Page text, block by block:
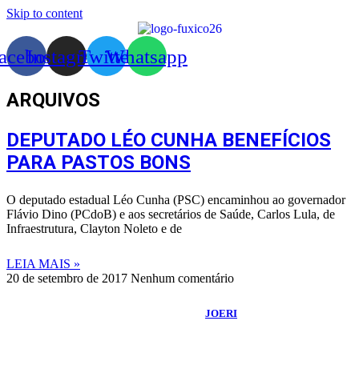
Skip to content
InstagramTwitterWhatsapp
ARQUIVOS
DEPUTADO LÉO CUNHA BENEFÍCIOS
PARA PASTOS BONS
O deputado estadual Léo Cunha (PSC) encaminhou ao governador
Flávio Dino (PCdoB) e aos secretários de Saúde, Carlos Lula, de
Infraestrutura, Clayton Noleto e de
LEIA MAIS »
20 de setembro de 2017 Nenhum comentário
JOERI